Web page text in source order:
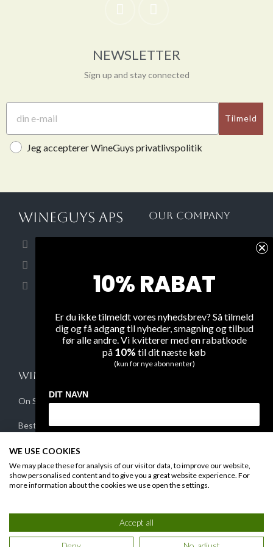
NEWSLETTER
Sign up and stay connected
Tilmeld
Jeg accepterer WineGuys privatlivspolitik
WINEGUYS APS
mail@WineGuys.dk
OUR COMPANY
Privacy
Shipping
Overview
WINE
On Sale
Bestsellers
New Arrivals
Contact Us
Secure Payment
© 2021 WineGuys ApS. All rights reserved
WE USE COOKIES
We may place these for analysis of our visitor data, to improve our website,
show personalised content and to give you a great website experience. For
more information about the cookies we use open the settings.
Accept all
10% RABAT
Er du ikke tilmeldt vores nyhedsbrev? Så tilmeld
dig og få adgang til nyheder, smagning og tilbud
før alle andre. Vi kvitterer med en rabatkode
på 10% til dit næste køb
(kun for nye abonnenter)
DIT NAVN
Du giver os lov at kontakte dig på e-mail og kan til enhver tid afmelde dig
igen på linket i bunden af vores e-mails. Læs også voresprivatlivs politik.